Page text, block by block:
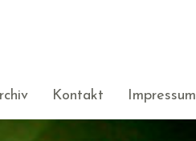
Kontakt Impressum